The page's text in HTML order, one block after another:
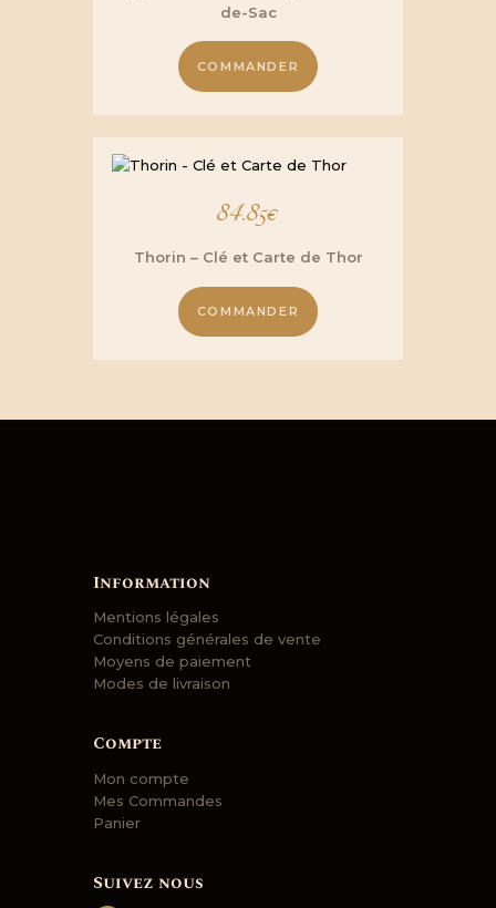
de-Sac
COMMANDER
84.85€
Thorin – Clé et Carte de Thor
COMMANDER
Information
Mentions légales
Conditions générales de vente
Moyens de paiement
Modes de livraison
Compte
Mon compte
Mes Commandes
Panier
Suivez nous